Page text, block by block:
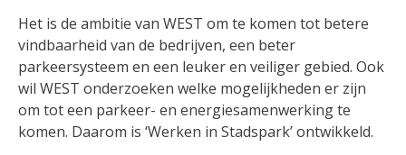
Het is de ambitie van WEST om te komen tot betere
vindbaarheid van de bedrijven, een beter
parkeersysteem en een leuker en veiliger gebied. Ook
wil WEST onderzoeken welke mogelijkheden er zijn
om tot een parkeer- en energiesamenwerking te
komen. Daarom is ‘Werken in Stadspark’ ontwikkeld.